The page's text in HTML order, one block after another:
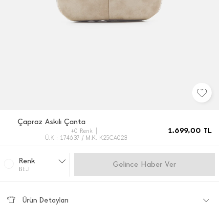
Çapraz Askılı Çanta
+0 Renk
Ü.K : 174637 / M.K. K25CA023
1.699,00 TL
Renk
BEJ
Gelince Haber Ver
Ürün Detayları